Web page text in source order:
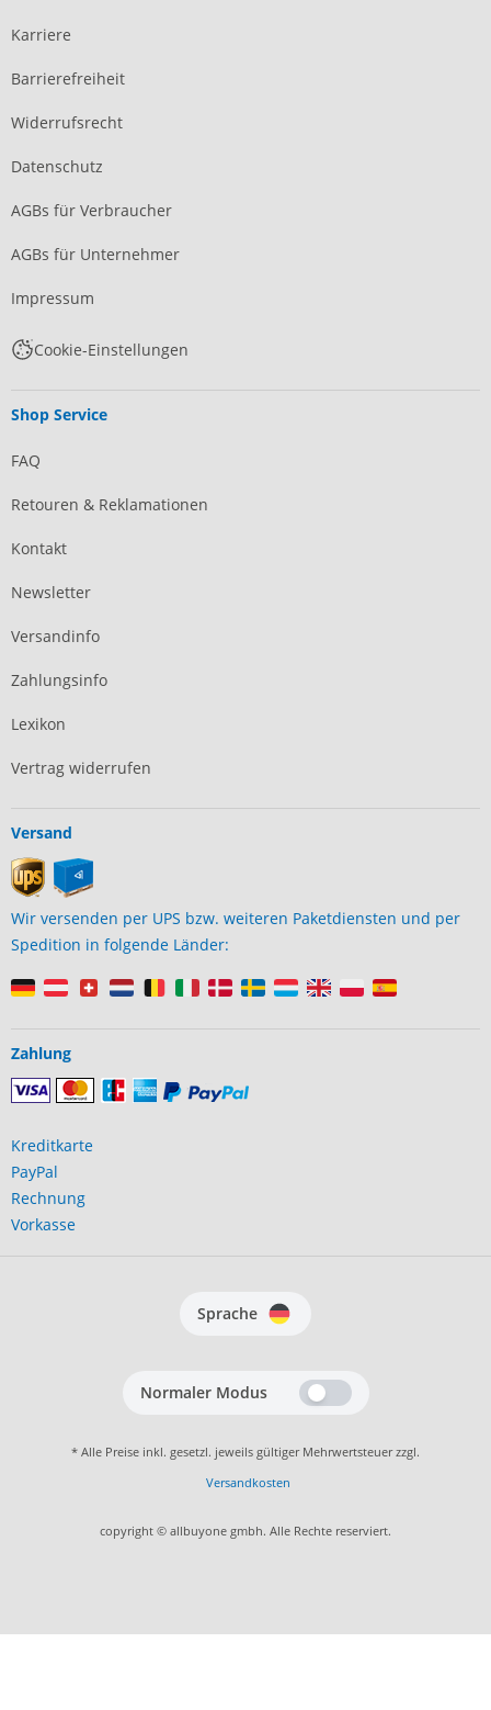
Karriere
Barrierefreiheit
Widerrufsrecht
Datenschutz
AGBs für Verbraucher
AGBs für Unternehmer
Impressum
Cookie-Einstellungen
Shop Service
FAQ
Retouren & Reklamationen
Kontakt
Newsletter
Versandinfo
Zahlungsinfo
Lexikon
Vertrag widerrufen
Versand
Wir versenden per UPS bzw. weiteren Paketdiensten und per
Spedition in folgende Länder:
Zahlung
Kreditkarte
PayPal
Rechnung
Vorkasse
Sprache
Normaler Modus
* Alle Preise inkl. gesetzl. jeweils gültiger Mehrwertsteuer zzgl.
Versandkosten
copyright © allbuyone gmbh. Alle Rechte reserviert.